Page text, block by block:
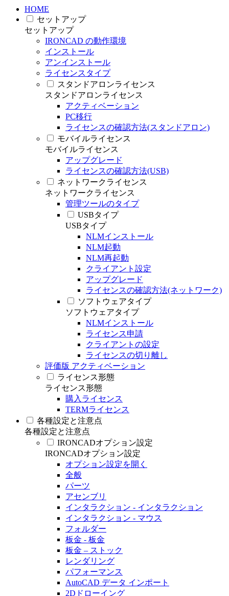
HOME
セットアップ
セットアップ
IRONCAD の動作環境
インストール
アンインストール
ライセンスタイプ
スタンドアロンライセンス
スタンドアロンライセンス
アクティベーション
PC移行
ライセンスの確認方法(スタンドアロン)
モバイルライセンス
モバイルライセンス
アップグレード
ライセンスの確認方法(USB)
ネットワークライセンス
ネットワークライセンス
管理ツールのタイプ
USBタイプ
USBタイプ
NLMインストール
NLM起動
NLM再起動
クライアント設定
アップグレード
ライセンスの確認方法(ネットワーク)
ソフトウェアタイプ
ソフトウェアタイプ
NLMインストール
ライセンス申請
クライアントの設定
ライセンスの切り離し
評価版 アクティベーション
ライセンス形態
ライセンス形態
購入ライセンス
TERMライセンス
各種設定と注意点
各種設定と注意点
IRONCADオプション設定
IRONCADオプション設定
オプション設定を開く
全般
パーツ
アセンブリ
インタラクション - インタラクション
インタラクション - マウス
フォルダー
板金 - 板金
板金 – ストック
レンダリング
パフォーマンス
AutoCAD データ インポート
2Dドローイング